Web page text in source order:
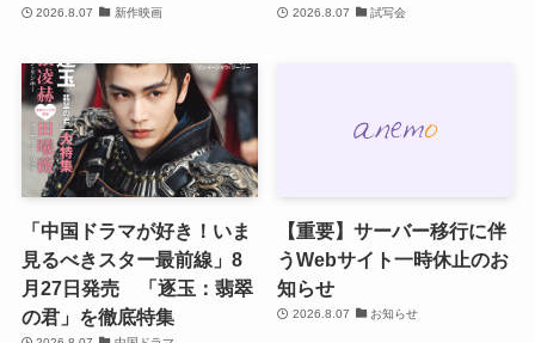
2026.8.07 新作映画 2026.8.07 試写会
「中国ドラマが好き！いま
見るべきスター最前線」8
月27日発売 「逐玉：翡翠
の君」を徹底特集
【重要】サーバー移行に伴
うWebサイト一時休止のお
知らせ
2026.8.07 お知らせ